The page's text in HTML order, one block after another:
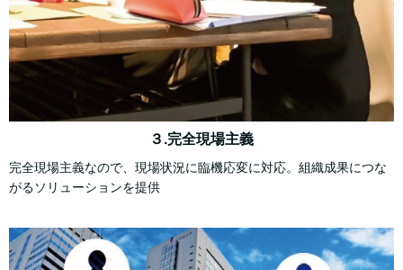
３.完全現場主義
完全現場主義なので、現場状況に臨機応変に対応。組織成果につな
がるソリューションを提供